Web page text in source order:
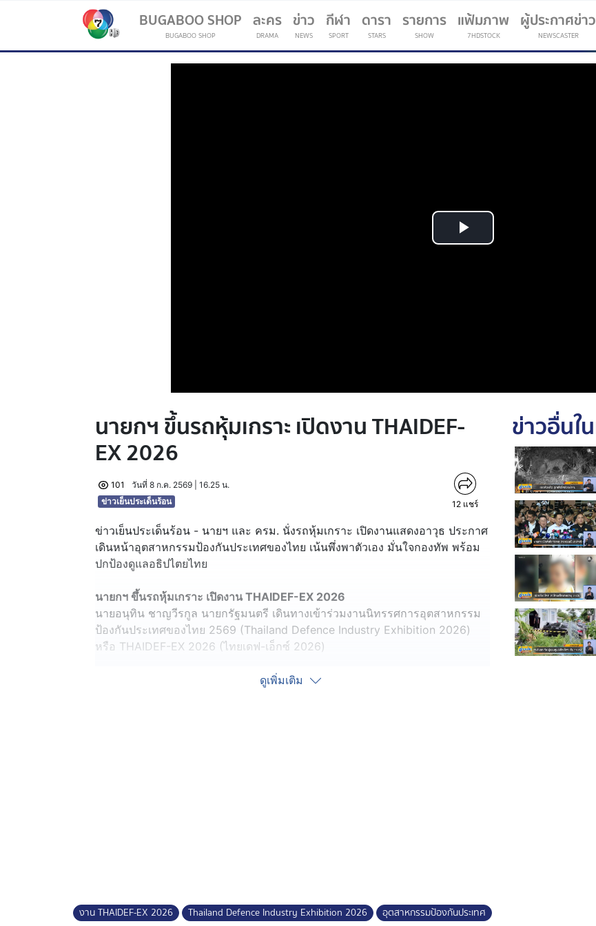
BUGABOO SHOP
BUGABOO SHOP
ละคร
DRAMA
ข่าว
NEWS
กีฬา
SPORT
(current)
ดารา
STARS
รายการ
SHOW
แฟ้มภาพ
7HDSTOCK
ผู้ประกาศข่าว
NEWSCASTER
Play
นายกฯ ขึ้นรถหุ้มเกราะ เปิดงาน THAIDEF-
EX 2026
101
วันที่ 8 ก.ค. 2569 | 16.25 น.
ข่าวเย็นประเด็นร้อน
12 แชร์
ข่าวเย็นประเด็นร้อน - นายฯ และ ครม. นั่งรถหุ้มเกราะ เปิดงานแสดงอาวุธ ประกาศ
เดินหน้าอุตสาหกรรมป้องกันประเทศของไทย เน้นพึ่งพาตัวเอง มั่นใจกองทัพ พร้อม
ปกป้องดูแลอธิปไตยไทย
นายกฯ ขึ้นรถหุ้มเกราะ เปิดงาน THAIDEF-EX 2026
นายอนุทิน ชาญวีรกูล นายกรัฐมนตรี เดินทางเข้าร่วมงานนิทรรศการอุตสาหกรรม
ป้องกันประเทศของไทย 2569 (Thailand Defence Industry Exhibition 2026)
หรือ THAIDEF-EX 2026 (ไทยเดฟ-เอ็กซ์ 2026)
ด้วยการยืนบนรถหุ้มเกราะป้องกันทุ่นระเบิดเฟิร์สวิน พร้อมด้วย พลโท อดุลย์
เจริญ รัฐมนตรีว่ากระทรวงกลาโหม ทดลองยิงด้วย ซึ่งนายกฯ สนใจกับกลไกของปืน
ดูเพิ่มเติม
ข่าวอื่นใ
งาน THAIDEF-EX 2026 Thailand Defence Industry Exhibition 2026 อุตสาหกรรมป้องกันประเทศ